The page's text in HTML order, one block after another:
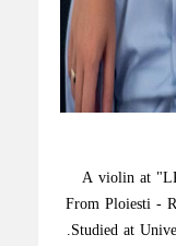
A violin at
From Ploiesti -
Studied at